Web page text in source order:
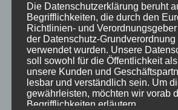
Die Datenschutzerklärung beruht
Begrifflichkeiten, die durch den
Richtlinien- und
der Datenschutz-Grundverordnung
verwendet wurden. Unsere
soll sowohl für die Öffentlichkeit
unsere Kunden und
lesbar und verständlich sein. Um
gewährleisten, möchten wir vorab
Begrifflichkeiten erläutern.